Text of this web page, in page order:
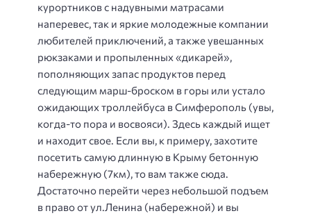
курортников с надувными матрасами
наперевес, так и яркие молодежные компании
любителей приключений, а также увешанных
рюкзаками и пропыленных «дикарей»,
пополняющих запас продуктов перед
следующим марш-броском в горы или устало
ожидающих троллейбуса в Симферополь (увы,
когда-то пора и восвояси). Здесь каждый ищет
и находит свое. Если вы, к примеру, захотите
посетить самую длинную в Крыму бетонную
набережную (7км), то вам также сюда.
Достаточно перейти через небольшой подъем
в право от ул.Ленина (набережной) и вы